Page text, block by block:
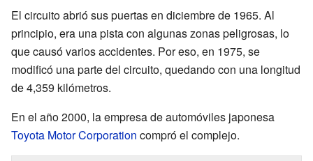
El circuito abrió sus puertas en diciembre de 1965. Al
principio, era una pista con algunas zonas peligrosas, lo
que causó varios accidentes. Por eso, en 1975, se
modificó una parte del circuito, quedando con una longitud
de 4,359 kilómetros.
En el año 2000, la empresa de automóviles japonesa
Toyota Motor Corporation compró el complejo.